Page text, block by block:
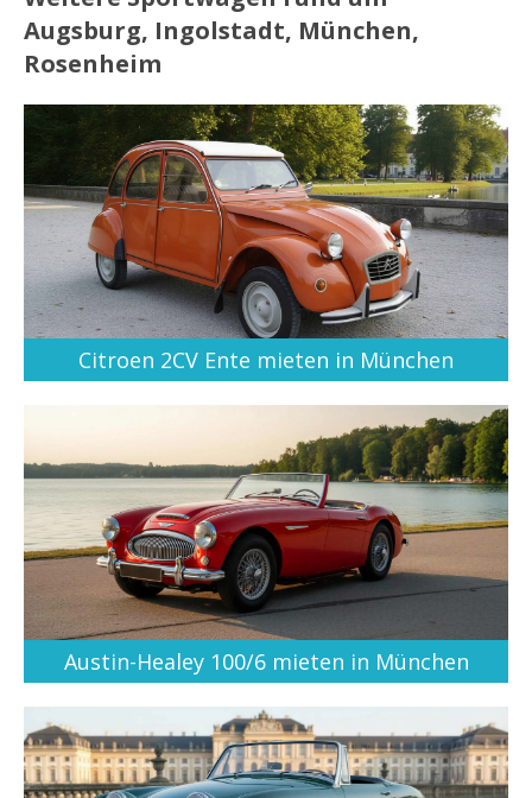
Augsburg, Ingolstadt, München,
Rosenheim
Citroen 2CV Ente mieten in München
Austin-Healey 100/6 mieten in München